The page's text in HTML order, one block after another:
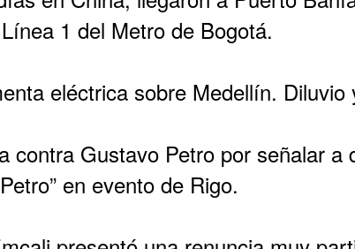
1 del Metro de Bogotá.
eléctrica sobre Medellín. Diluvio
contra Gustavo Petro por señalar a
en evento de Rigo.